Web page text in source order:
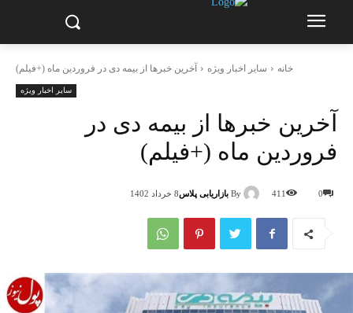
خانه سایر اخبار ویژه آخرین خبرها از بیمه دی در فروردین ماه (+فیلم)
سایر اخبار ویژه
آخرین خبرها از بیمه دی در
فروردین ماه (+فیلم)
By بازاریابی پلاس8 خرداد 1402 0
411